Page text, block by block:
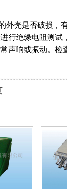
外壳是否破损
行绝缘电阻测
声响或振动。